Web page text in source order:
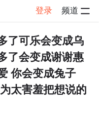
登录 频道
帖子详情
了可乐会变成乌
了会变成谢谢惠
你会变成兔子
太害羞把想说的